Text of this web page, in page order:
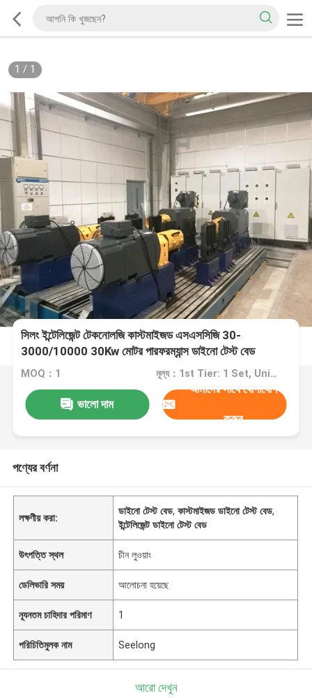
1 / 1
সিলং ইন্টেলিজেন্ট টেকনোলজি কাস্টমাইজড এসএসসিজি 30-
3000/10000 30Kw মোটর পারফরম্যান্স ডাইনো টেস্ট বেড
MOQ：1 মূল্য：1st Tier: 1 Set, Unit Price USD 3.00 2nd Tier: 2-5 Sets, Unit Price USD 2.00 3rd Tier: Over 5 Sets, Unit Price USD 1.00
ভালো দাম
আমাদের সাথে যোগাযোগ
করুন
পণ্যের বর্ণনা
লক্ষণীয় করা:
ডাইনো টেস্ট বেড,কাস্টমাইজড ডাইনো টেস্ট বেড,
ইন্টেলিজেন্ট ডাইনো টেস্ট বেড
উৎপত্তি স্থল চীন লুওয়াং
ডেলিভারি সময় আলোচনা হয়েছে
ন্যূনতম চাহিদার পরিমাণ 1
পরিচিতিমুলক নাম Seelong
আরো দেখুন